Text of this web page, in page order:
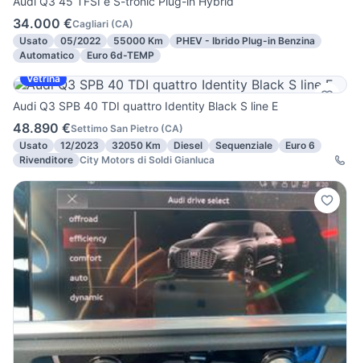
34.000 €Cagliari (CA)
Usato
05/2022 55000 Km
PHEV - Ibrido Plug-in Benzina
Automatico
Euro 6d-TEMP
Vetrina
Audi Q3 SPB 40 TDI quattro Identity Black S line E
48.890 €Settimo San Pietro (CA)
Usato
12/2023 32050 Km Diesel Sequenziale
Euro 6
Rivenditore City Motors di Soldi Gianluca